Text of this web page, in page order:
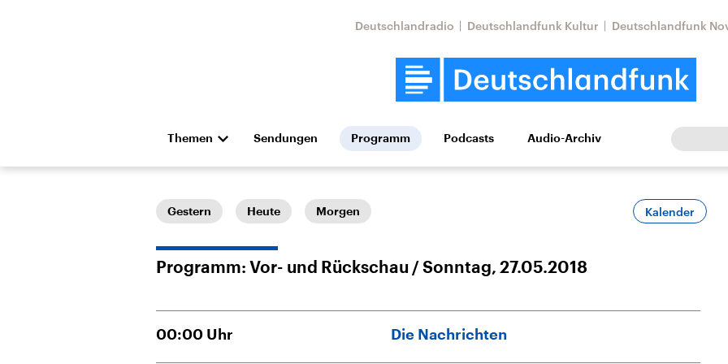
Deutschlandradio Deutschlandfunk Kultur Deutschlandfunk
Themen
Die Nachrichten Politik Wirtschaft Wissen Kultur Europa
Hörspiel und Feature Musik
Landtagswahl Sachsen-
Nahostkonflikt
Sendungen Programm Podcasts Audio-Archiv
Gestern Heute Morgen Kalender
Programm: Vor- und Rückschau Sonntag, 27.05.2018
00:00 Uhr Die Nachrichten